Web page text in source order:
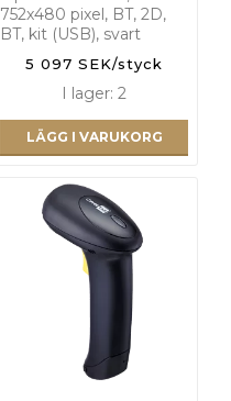
752x480 pixel, BT, 2D,
BT, kit (USB), svart
5 097 SEK/styck
I lager: 2
LÄGG I VARUKORG